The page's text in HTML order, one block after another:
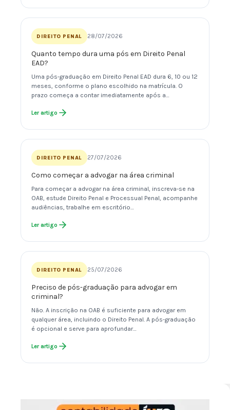
DIREITO PENAL 28/07/2026
Quanto tempo dura uma pós em Direito Penal
EAD?
Uma pós-graduação em Direito Penal EAD dura 6, 10 ou 12
meses, conforme o plano escolhido na matrícula. O
prazo começa a contar imediatamente após a…
Ler artigo
DIREITO PENAL 27/07/2026
Como começar a advogar na área criminal
Para começar a advogar na área criminal, inscreva-se na
OAB, estude Direito Penal e Processual Penal, acompanhe
audiências, trabalhe em escritório…
Ler artigo
DIREITO PENAL 25/07/2026
Preciso de pós-graduação para advogar em
criminal?
Não. A inscrição na OAB é suficiente para advogar em
qualquer área, incluindo o Direito Penal. A pós-graduação
é opcional e serve para aprofundar…
Ler artigo